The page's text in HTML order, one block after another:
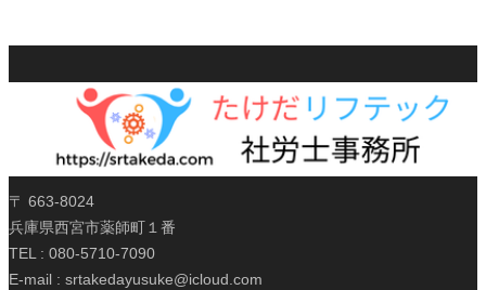
〒 663-8024
兵庫県西宮市薬師町１番
TEL : 080-5710-7090
E-mail : srtakedayusuke@icloud.com